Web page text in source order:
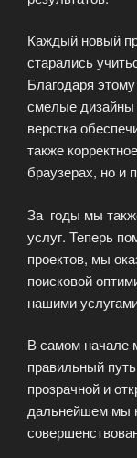
Каждый новый
старались
Благодаря
смелые дизайны
верстка
также
браузерах, но и
За годы мы
услуг. Теперь
проектов, мы
поисковой
нашими
В самом начале
правильный
прозрачной и
дальнейшем мы